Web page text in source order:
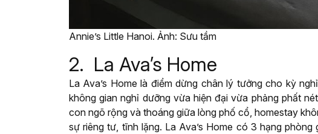
Annie’s Little Hanoi. Ảnh: Sưu tầm
2. La Ava’s Home
La Ava’s Home là điểm dừng chân lý tưởng cho kỳ
không gian nghỉ dưỡng vừa hiện đại vừa phảng phất
con ngõ rộng và thoáng giữa lòng phố cổ, homestay
sự riêng tư, tĩnh lặng. La Ava’s Home có 3 hạng